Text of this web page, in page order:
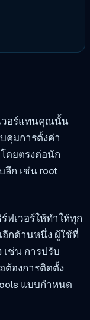
วอร์แทนคุณนั้น
คุมการตั้งค่า
ดยตรงต่อนัก
ลึก เช่น root
ฟเวอร์ให้ทำให้ทุก
อีกด้านหนึ่ง ผู้ใช้ที่
เช่น การปรับ
ต้องการติดตั้ง
แบบกำหนด